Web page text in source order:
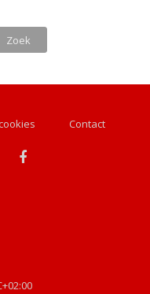
Contact